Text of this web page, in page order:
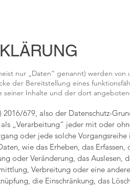
nur „Daten“ genannt) werden von
der Bereitstellung eines
seiner Inhalte und der dort
679, also der Datenschutz-
„Verarbeitung“ jeder mit oder
oder jede solche Vorgangsreihe
wie das Erheben, das
oder Veränderung, das Auslesen,
Verbreitung oder eine
die Einschränkung, das